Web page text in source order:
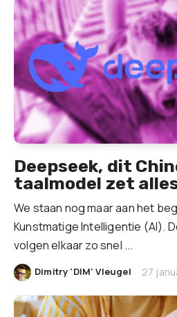
Deepseek, dit
taalmodel zet
We staan nog maar aan het
Kunstmatige Intelligentie (AI).
volgen elkaar zo snel ...
Dimitry 'DIM' Vleugel 27